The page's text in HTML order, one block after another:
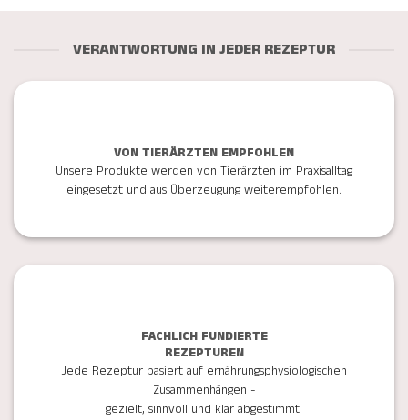
VERANTWORTUNG IN JEDER REZEPTUR
VON TIERÄRZTEN EMPFOHLEN
Unsere Produkte werden von Tierärzten im Praxisalltag
eingesetzt und aus Überzeugung weiterempfohlen.
FACHLICH FUNDIERTE
REZEPTUREN
Jede Rezeptur basiert auf ernährungsphysiologischen
Zusammenhängen -
gezielt, sinnvoll und klar abgestimmt.